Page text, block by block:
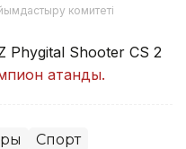
комитеті
Phygital Shooter CS 2
атанды.
Спорт